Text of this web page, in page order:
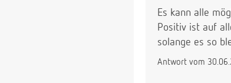
Es kann alle
Positiv ist auf
solange es so
Antwort vom